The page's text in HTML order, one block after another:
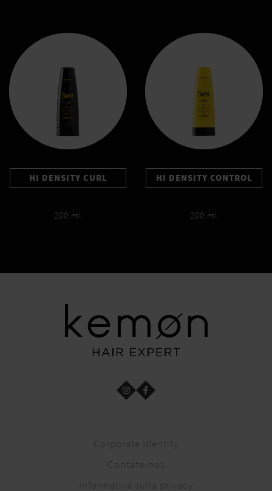
HI DENSITY CURL
200 ml
HI DENSITY CONTROL
200 ml
Corporate Identity
Contate-nos
Informativa sulla privacy